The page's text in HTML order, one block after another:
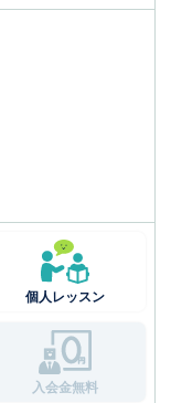
個人レッスン
入会金無料